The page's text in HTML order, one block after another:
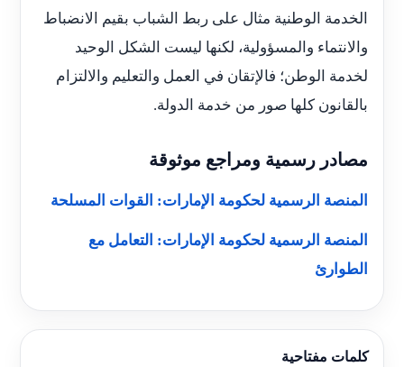
الخدمة الوطنية مثال على ربط الشباب بقيم الانضباط
والانتماء والمسؤولية، لكنها ليست الشكل الوحيد
لخدمة الوطن؛ فالإتقان في العمل والتعليم والالتزام
بالقانون كلها صور من خدمة الدولة.
مصادر رسمية ومراجع موثوقة
المنصة الرسمية لحكومة الإمارات: القوات المسلحة
المنصة الرسمية لحكومة الإمارات: التعامل مع
الطوارئ
كلمات مفتاحية